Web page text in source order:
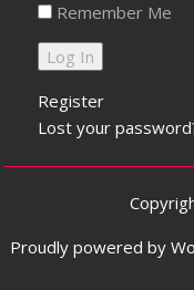
Remember Me
Register
Lost your
Proudly powered by